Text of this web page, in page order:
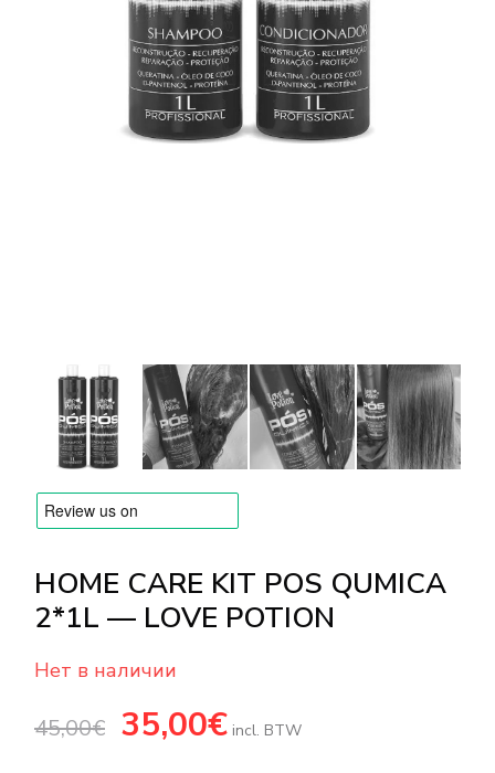
Оплата и доставка
HOME CARE KIT POS QUMICA
2*1L — LOVE POTION
Нет в наличии
45,00€
Первоначальная
цена
35,00€Текущая
цена:
incl. BTW